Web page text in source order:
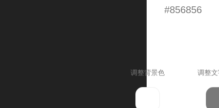
#856856
调整背景色 调整